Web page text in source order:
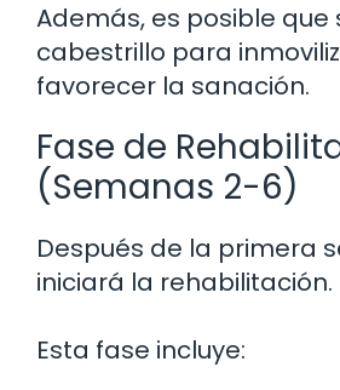
Además, es posible que
cabestrillo para
favorecer la sanación.
Fase de
(Semanas 2-6)
Después de la primera
iniciará la rehabilitación.
Esta fase incluye: